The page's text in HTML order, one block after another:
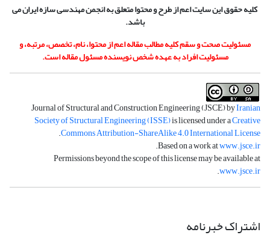
کلیه حقوق این سایت اعم از طرح و محتوا متعلق به انجمن مهندسی سازه ایران می
باشد.
مسئولیت صحت و سقم کلیه مطالب مقاله اعم از محتوا، نام، تخصص، مرتبه، و
مسئولیت افراد به عهده شخص نویسنده مسئول مقاله است.
Journal of Structural and Construction Engineering (JSCE) byIranian
Society of Structural Engineering (ISSE)is licensed under aCreative
Commons Attribution-ShareAlike 4.0 International License
.
Based on a work atwww.jsce.ir
.
Permissions beyond the scope of this license may be available at
www.jsce.ir
.
اشتراک خبرنامه